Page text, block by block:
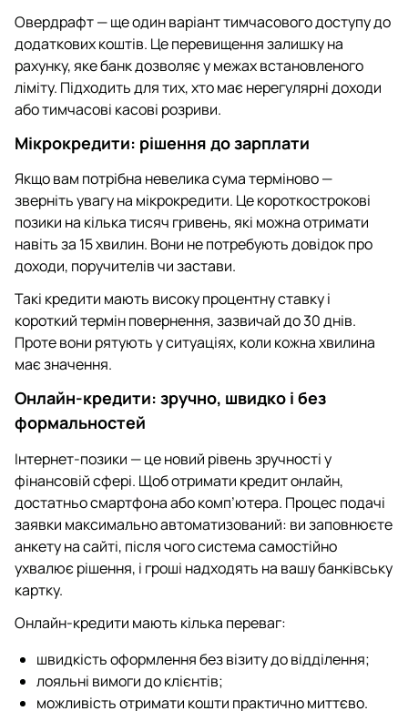
Овердрафт — ще один варіант тимчасового доступу до
додаткових коштів. Це перевищення залишку на
рахунку, яке банк дозволяє у межах встановленого
ліміту. Підходить для тих, хто має нерегулярні доходи
або тимчасові касові розриви.
Мікрокредити: рішення до зарплати
Якщо вам потрібна невелика сума терміново —
зверніть увагу на мікрокредити. Це короткострокові
позики на кілька тисяч гривень, які можна отримати
навіть за 15 хвилин. Вони не потребують довідок про
доходи, поручителів чи застави.
Такі кредити мають високу процентну ставку і
короткий термін повернення, зазвичай до 30 днів.
Проте вони рятують у ситуаціях, коли кожна хвилина
має значення.
Онлайн-кредити: зручно, швидко і без
формальностей
Інтернет-позики — це новий рівень зручності у
фінансовій сфері. Щоб отримати кредит онлайн,
достатньо смартфона або комп’ютера. Процес подачі
заявки максимально автоматизований: ви заповнюєте
анкету на сайті, після чого система самостійно
ухвалює рішення, і гроші надходять на вашу банківську
картку.
Онлайн-кредити мають кілька переваг:
швидкість оформлення без візиту до відділення;
лояльні вимоги до клієнтів;
можливість отримати кошти практично миттєво.